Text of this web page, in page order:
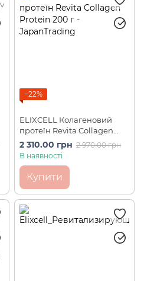
−22%
ELIXCELL Колагеновий
протеїн Revita Collagen
Protein 200 г
2 310.00 грн 2 970.00 грн
В наявності
Купити